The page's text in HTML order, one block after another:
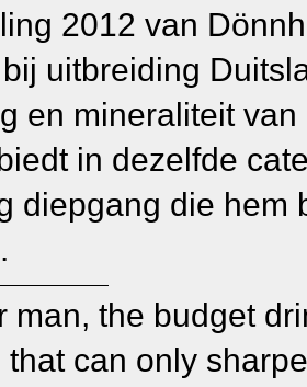
2012 van
uitbreiding
en mineraliteit
in dezelfde
diepgang die hem
man, the budget
that can only